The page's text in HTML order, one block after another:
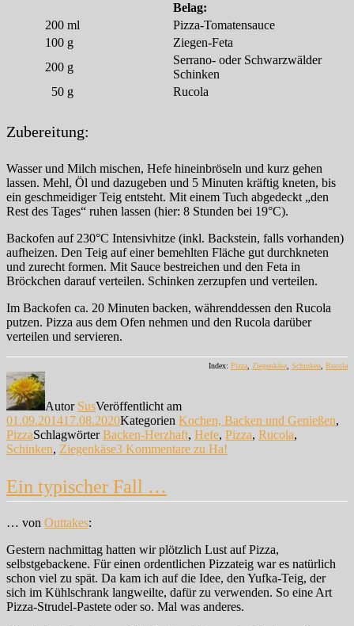
Belag:
200 ml
Pizza-Tomatensauce
100 g
Ziegen-Feta
200 g
Serrano- oder Schwarzwälder
Schinken
50 g Rucola
Zubereitung:
Wasser und Milch mischen, Hefe hineinbröseln und kurz gehen
lassen. Mehl, Öl und dazugeben und 5 Minuten kräftig kneten, bis
ein geschmeidiger Teig entsteht. Mit einem Tuch abgedeckt „den
Rest des Tages“ ruhen lassen (hier: 8 Stunden bei 19°C).
Backofen auf 230°C Intensivhitze (inkl. Backstein, falls vorhanden)
aufheizen. Den Teig auf einer bemehlten Fläche gut durchkneten
und zurecht formen. Mit Sauce bestreichen und den Feta in
Bröckchen darauf verteilen. Schinken zerzupfen und verteilen.
Im Backofen ca. 20 Minuten backen, währenddessen den Rucola
putzen. Pizza aus dem Ofen nehmen und den Rucola darüber
verteilen und servieren.
Index: Pizza, Ziegenkäse, Schinken, Rucola
Autor SusVeröffentlicht am
01.09.201417.08.2020Kategorien Kochen, Backen und Genießen,
PizzaSchlagwörterBacken-Herzhaft, Hefe, Pizza, Rucola,
Schinken, Ziegenkäse3 Kommentare zu Ha!
Ein typischer Fall …
… von Outtakes:
Gestern nachmittag hatten wir plötzlich Lust auf Pizza,
selbstgebackene. Für einen ordentlichen Pizzateig war es natürlich
schon viel zu spät. Da kam ich auf die Idee, den Yufka-Teig, der
sich im Kühlschrank langweilte, dafür zu verwenden. So eine Art
Pizza-Strudel-Pastete oder so. Mal was anderes.